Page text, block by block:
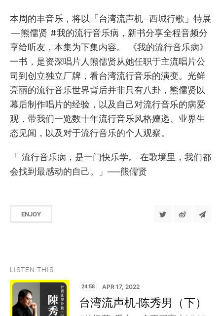
本周的丰音乐，将以「台湾流声机-西城行歌」特展
—熊儒贤 #我的流行音乐病，新书分享全程音频分
享给听友，本集为下集内容。 《我的流行音乐病》
一书，是资深唱片人熊儒贤从她任职于主流唱片公
司到创立独立厂牌，看台湾流行音乐的演变。光鲜
亮丽的流行音乐世界背后并非只有八卦，熊儒贤以
幕后制作唱片的经验，以及自己对流行音乐的病爱
观，带我们一览数十年流行音乐风格嬗递、业界生
态见闻，以及对于流行音乐的个人观察。
「 流行音乐病，是一门快乐学。 在歌境里，我们都
会找到最感动的自己。」──熊儒贤
ENJOY
LISTEN THIS
24:58 APR 17, 2022
台湾流声机-陈秀男（下）